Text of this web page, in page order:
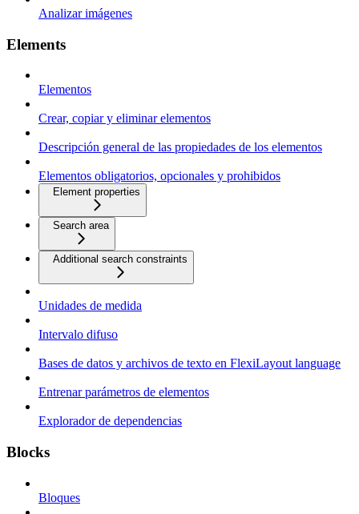
Analizar imágenes
Elements
Elementos
Crear, copiar y eliminar elementos
Descripción general de las propiedades de los elementos
Elementos obligatorios, opcionales y prohibidos
Element properties
Search area
Additional search constraints
Unidades de medida
Intervalo difuso
Bases de datos y archivos de texto en FlexiLayout language
Entrenar parámetros de elementos
Explorador de dependencias
Blocks
Bloques